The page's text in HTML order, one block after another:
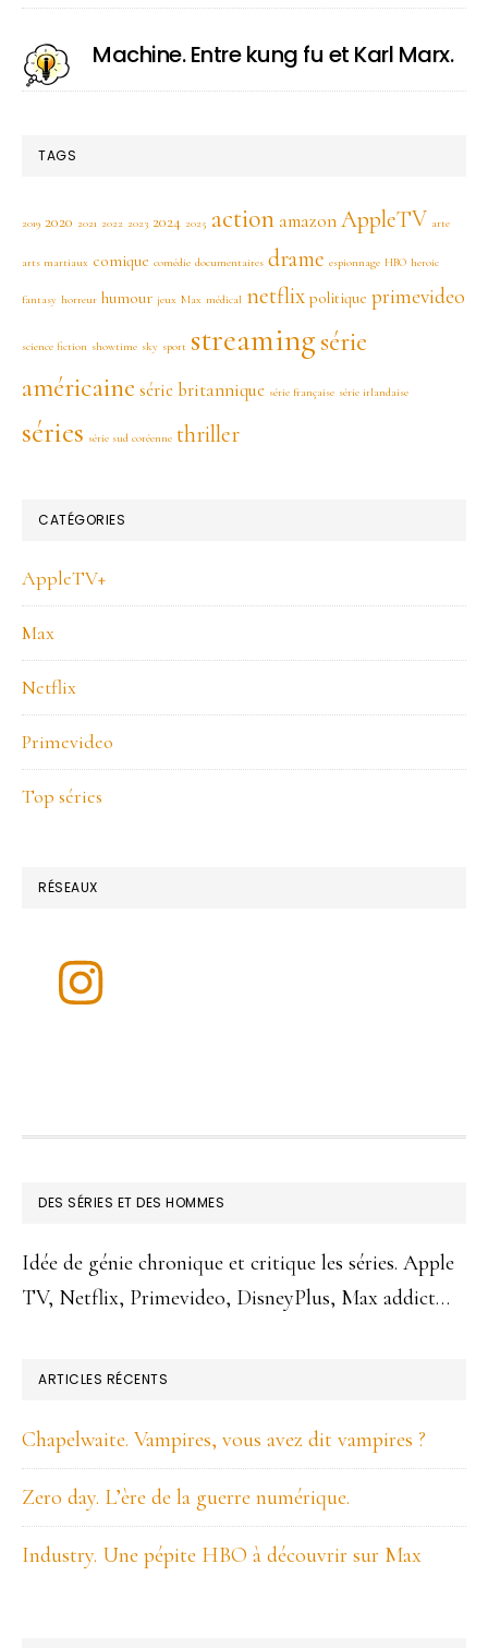
Machine. Entre kung fu et Karl Marx.
TAGS
2019 2020 2021 2022 2023 2024 2025 action amazonAppleTV arte
arts martiaux comique comédie documentaires drame espionnage HBO heroic
fantasy horreur humour jeux Max médical netflix politique primevideo
science fiction showtime sky sport streaming série
américainesérie britannique série française série irlandaise
séries série sud coréenne thriller
CATÉGORIES
AppleTV+
Max
Netflix
Primevideo
Top séries
RÉSEAUX
FOOTER
DES SÉRIES ET DES HOMMES
Idée de génie chronique et critique les séries. Apple
TV, Netflix, Primevideo, DisneyPlus, Max addict…
ARTICLES RÉCENTS
Chapelwaite. Vampires, vous avez dit vampires ?
Zero day. L’ère de la guerre numérique.
Industry. Une pépite HBO à découvrir sur Max